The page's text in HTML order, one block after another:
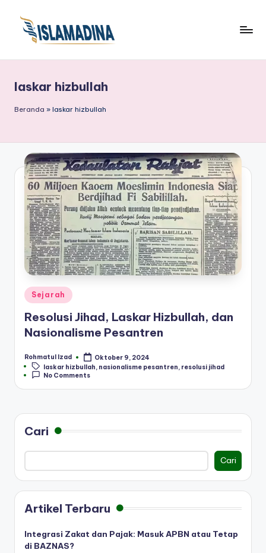
laskar hizbullah
Beranda » laskar hizbullah
Posted
in
Sejarah
Resolusi Jihad, Laskar Hizbullah, dan
Nasionalisme Pesantren
Posted
by
Rohmatul Izad
Oktober 9, 2024
Tags:laskar hizbullah nasionalisme pesantren resolusi jihad
No Comments
Cari
Cari
Artikel Terbaru
Integrasi Zakat dan Pajak: Masuk APBN atau Tetap
di BAZNAS?